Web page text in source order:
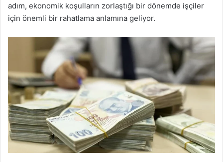
adım, ekonomik koşulların zorlaştığı bir dönemde işçiler
için önemli bir rahatlama anlamına geliyor.